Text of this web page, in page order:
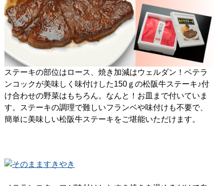
ステーキの部位はロース、焼き加減はウェルダン！ベテラ
ンコックが美味しく味付けした150ｇの松阪牛ステーキ♪付
け合わせの野菜はもちろん。なんと！お皿まで付いていま
す。ステーキの調理で難しいフランベや味付けも不要で、
簡単に美味しい松阪牛ステーキをご堪能いただけます。